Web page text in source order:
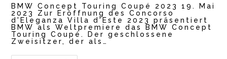
BMW Concept Touring Coupé 2023 19. Mai
2023 Zur Eröffnung des Concorso
d'Eleganza Villa d'Este 2023 präsentiert
BMW als Weltpremiere das BMW Concept
Touring Coupé. Der geschlossene
Zweisitzer, der als…